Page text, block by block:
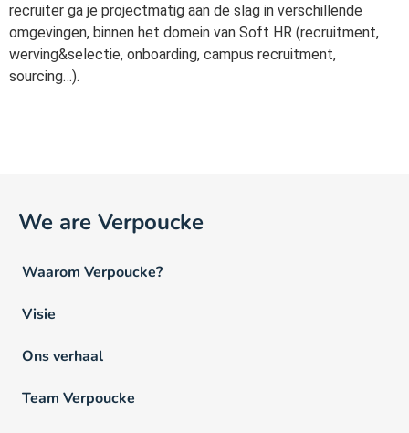
recruiter ga je projectmatig aan de slag in verschillende
omgevingen, binnen het domein van Soft HR (recruitment,
werving&selectie, onboarding, campus recruitment,
sourcing…).
We are Verpoucke
Waarom Verpoucke?
Visie
Ons verhaal
Team Verpoucke